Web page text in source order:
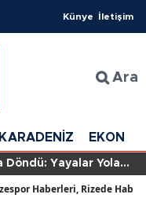
Künye İletişim
Ara
KARADENİZ
Döndü: Yayalar Yola
Haberleri, Rizede